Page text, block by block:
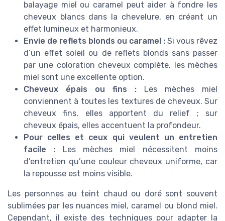
balayage miel ou caramel peut aider à fondre les
cheveux blancs dans la chevelure, en créant un
effet lumineux et harmonieux.
Envie de reflets blonds ou caramel : Si vous rêvez
d’un effet soleil ou de reflets blonds sans passer
par une coloration cheveux complète, les mèches
miel sont une excellente option.
Cheveux épais ou fins : Les mèches miel
conviennent à toutes les textures de cheveux. Sur
cheveux fins, elles apportent du relief ; sur
cheveux épais, elles accentuent la profondeur.
Pour celles et ceux qui veulent un entretien
facile : Les mèches miel nécessitent moins
d’entretien qu’une couleur cheveux uniforme, car
la repousse est moins visible.
Les personnes au teint chaud ou doré sont souvent
sublimées par les nuances miel, caramel ou blond miel.
Cependant, il existe des techniques pour adapter la